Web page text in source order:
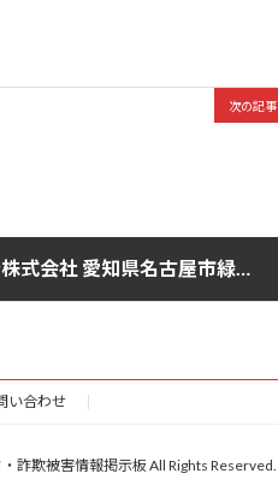
次の記事
木村将之Sky株式会社 愛知県名古屋市緑区 有松駅周辺
い合わせ
詐欺被害情報掲示板 All Rights Reserved.